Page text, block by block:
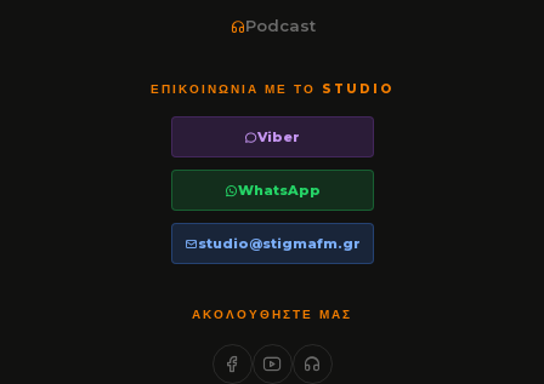
Podcast
ΕΠΙΚΟΙΝΩΝΊΑ ΜΕ ΤΟ STUDIO
Viber
WhatsApp
studio@stigmafm.gr
ΑΚΟΛΟΥΘΉΣΤΕ ΜΑΣ